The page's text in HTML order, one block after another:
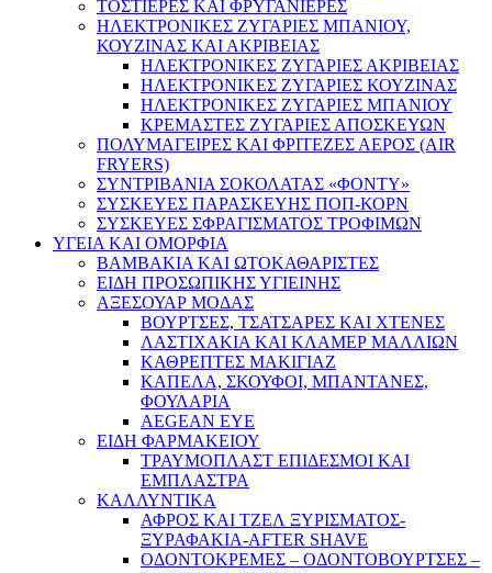
ΤΟΣΤΙΕΡΕΣ ΚΑΙ ΦΡΥΓΑΝΙΕΡΕΣ
ΗΛΕΚΤΡΟΝΙΚΕΣ ΖΥΓΑΡΙΕΣ ΜΠΑΝΙΟΥ,
ΚΟΥΖΙΝΑΣ ΚΑΙ ΑΚΡΙΒΕΙΑΣ
ΗΛΕΚΤΡΟΝΙΚΕΣ ΖΥΓΑΡΙΕΣ ΑΚΡΙΒΕΙΑΣ
ΗΛΕΚΤΡΟΝΙΚΕΣ ΖΥΓΑΡΙΕΣ ΚΟΥΖΙΝΑΣ
ΗΛΕΚΤΡΟΝΙΚΕΣ ΖΥΓΑΡΙΕΣ ΜΠΑΝΙΟΥ
ΚΡΕΜΑΣΤΕΣ ΖΥΓΑΡΙΕΣ ΑΠΟΣΚΕΥΩΝ
ΠΟΛΥΜΑΓΕΙΡΕΣ ΚΑΙ ΦΡΙΤΕΖΕΣ ΑΕΡΟΣ (AIR
FRYERS)
ΣΥΝΤΡΙΒΑΝΙΑ ΣΟΚΟΛΑΤΑΣ «ΦΟΝΤΥ»
ΣΥΣΚΕΥΕΣ ΠΑΡΑΣΚΕΥΗΣ ΠΟΠ-ΚΟΡΝ
ΣΥΣΚΕΥΕΣ ΣΦΡΑΓΙΣΜΑΤΟΣ ΤΡΟΦΙΜΩΝ
ΥΓΕΙΑ ΚΑΙ ΟΜΟΡΦΙΑ
ΒΑΜΒΑΚΙΑ ΚΑΙ ΩΤΟΚΑΘΑΡΙΣΤΕΣ
ΕΙΔΗ ΠΡΟΣΩΠΙΚΗΣ ΥΓΙΕΙΝΗΣ
ΑΞΕΣΟΥΑΡ ΜΟΔΑΣ
ΒΟΥΡΤΣΕΣ, ΤΣΑΤΣΑΡΕΣ ΚΑΙ ΧΤΕΝΕΣ
ΛΑΣΤΙΧΑΚΙΑ ΚΑΙ ΚΛΑΜΕΡ ΜΑΛΛΙΩΝ
ΚΑΘΡΕΠΤΕΣ ΜΑΚΙΓΙΑΖ
ΚΑΠΕΛΑ, ΣΚΟΥΦΟΙ, ΜΠΑΝΤΑΝΕΣ,
ΦΟΥΛΑΡΙΑ
AEGEAN EYE
ΕΙΔΗ ΦΑΡΜΑΚΕΙΟΥ
ΤΡΑΥΜΟΠΛΑΣΤ ΕΠΙΔΕΣΜΟΙ ΚΑΙ
ΕΜΠΛΑΣΤΡΑ
ΚΑΛΛΥΝΤΙΚΑ
ΑΦΡΟΣ ΚΑΙ ΤΖΕΛ ΞΥΡΙΣΜΑΤΟΣ-
ΞΥΡΑΦΑΚΙΑ-AFTER SHAVE
ΟΔΟΝΤΟΚΡΕΜΕΣ – ΟΔΟΝΤΟΒΟΥΡΤΣΕΣ –